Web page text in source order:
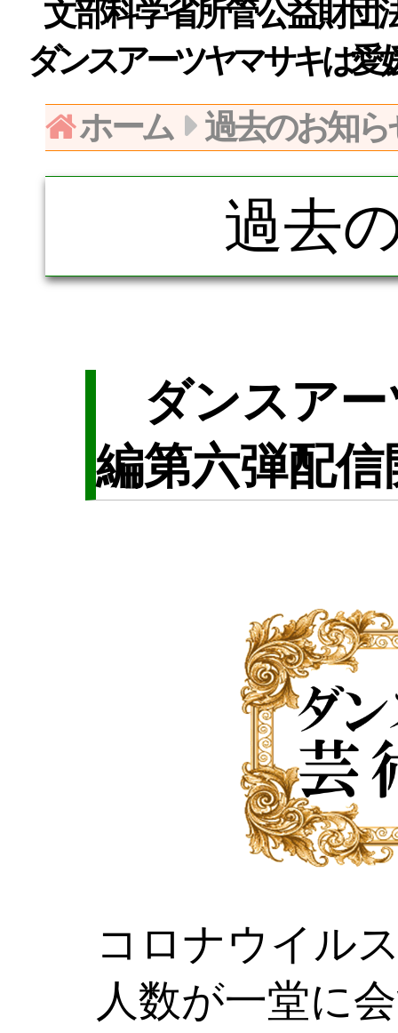
文部科学省所管公益財団
ダンスアーツヤマサキは愛
ホーム
過去のお知ら
過去
ダンスアー
編第六弾配
コロナウイル
人数が一堂に